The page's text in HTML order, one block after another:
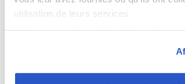
utilisation de leurs services.
Ceci étant dit, il est grand temps d’enfiler